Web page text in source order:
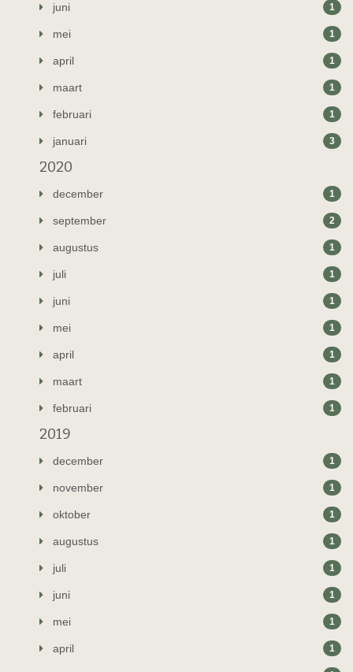
juni 1
mei 1
april 1
maart 1
februari 1
januari 3
2020
december 1
september 2
augustus 1
juli 1
juni 1
mei 1
april 1
maart 1
februari 1
2019
december 1
november 1
oktober 1
augustus 1
juli 1
juni 1
mei 1
april 1